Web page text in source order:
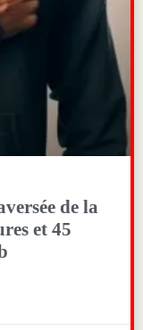
de la
et 45